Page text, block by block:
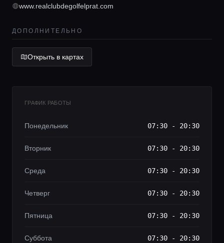
Гиды
Консьерж сервис
www.realclubdegolfelprat.com
ДОПОЛНИТЕЛЬНО
Открыть в картах
ГРАФИК РАБОТЫ
Понедельник 07:30 - 20:30
Вторник 07:30 - 20:30
Среда 07:30 - 20:30
Четверг 07:30 - 20:30
Пятница 07:30 - 20:30
Суббота 07:30 - 20:30